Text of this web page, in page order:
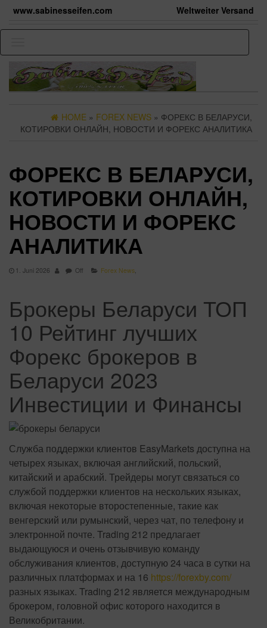
the
www.sabinesseifen.com Weltweiter Versand
navigation
HOME » FOREX NEWS » ФОРЕКС В БЕЛАРУСИ,
КОТИРОВКИ ОНЛАЙН, НОВОСТИ И ФОРЕКС АНАЛИТИКА
ФОРЕКС В БЕЛАРУСИ,
КОТИРОВКИ ОНЛАЙН,
НОВОСТИ И ФОРЕКС
АНАЛИТИКА
1. Juni 2026 Off Forex News,
Брокеры Беларуси ТОП
10 Рейтинг лучших
Форекс брокеров в
Беларуси 2023
Инвестиции и Финансы
Служба поддержки клиентов EasyMarkets доступна на
четырех языках, включая английский, польский,
китайский и арабский. Трейдеры могут связаться со
службой поддержки клиентов на нескольких языках,
включая некоторые второстепенные, такие как
венгерский или румынский, через чат, по телефону и
электронной почте. Trading 212 предлагает
выдающуюся и очень отзывчивую команду
обслуживания клиентов, доступную 24 часа в сутки на
различных платформах и на 16 https://forexby.com/
разных языках. Trading 212 является международным
брокером, головной офис которого находится в
Великобритании.